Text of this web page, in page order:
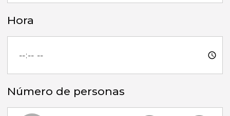
Hora
Número de personas